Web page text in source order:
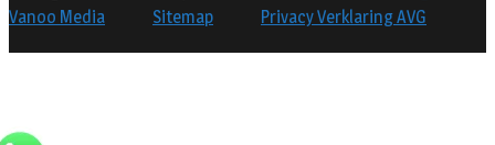
Vanoo Media
Sitemap Privacy Verklaring AVG